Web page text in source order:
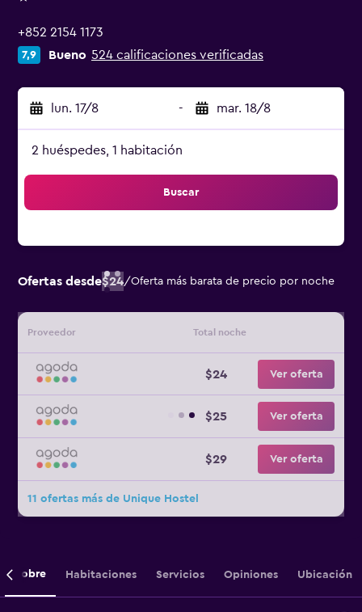
1 estrella
+852 2154 1173
7,9 Bueno 524 calificaciones verificadas
lun. 17/8 - mar. 18/8
2 huéspedes, 1 habitación
Buscar
Ofertas desde$24/Oferta más barata de precio por noche
Proveedor Total noche
$24 Ver oferta
$25 Ver oferta
$29 Ver oferta
11 ofertas más de Unique Hostel
Sobre Habitaciones Servicios Opiniones Ubicación